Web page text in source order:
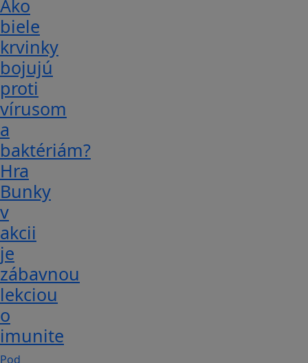
Ako
biele
krvinky
bojujú
proti
vírusom
a
baktériám?
Hra
Bunky
v
akcii
je
zábavnou
lekciou
o
imunite
Pod